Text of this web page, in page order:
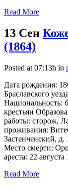
Read More
13 Сен
(1864)
Posted at 07:13h in
Дата рождения:
Браславского
Национальность:
крестьян
работы: сторож,
проживания:
Застенченский, д.
Место смерти:
ареста: 22 августа
Read More